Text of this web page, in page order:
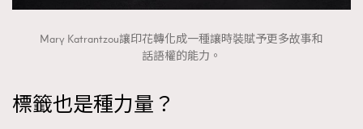
Mary Katrantzou讓印花轉化成一種讓時裝賦予更多故事和
話語權的能力。
標籤也是種力量？